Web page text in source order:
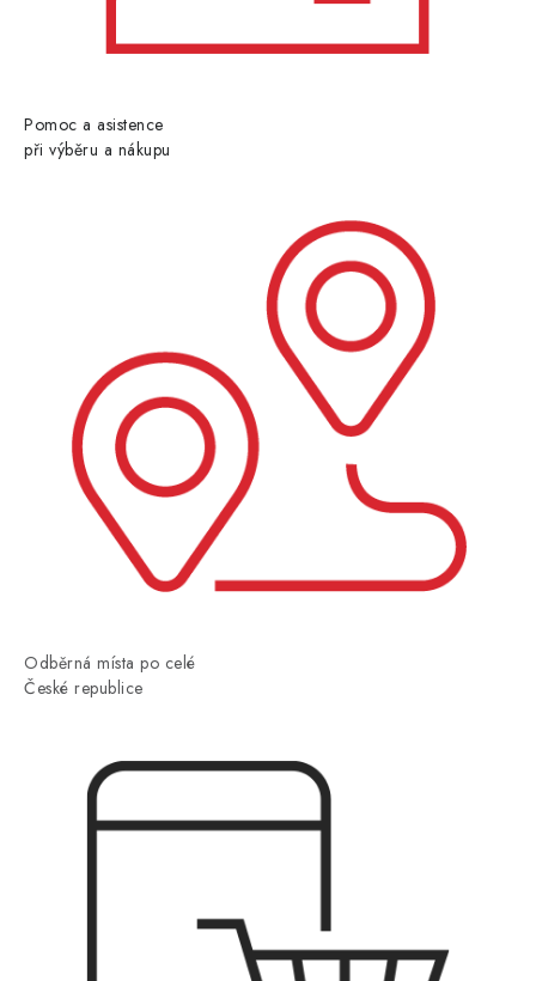
Pomoc a asistence
při výběru a nákupu
Odběrná místa po celé
České republice